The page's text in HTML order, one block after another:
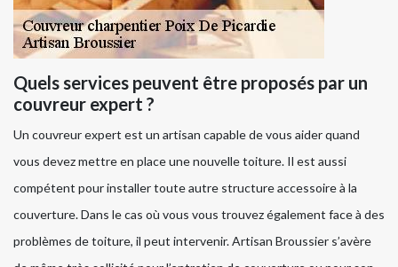
Quels services peuvent être proposés par un
couvreur expert ?
Un couvreur expert est un artisan capable de vous aider quand
vous devez mettre en place une nouvelle toiture. Il est aussi
compétent pour installer toute autre structure accessoire à la
couverture. Dans le cas où vous vous trouvez également face à des
problèmes de toiture, il peut intervenir. Artisan Broussier s’avère